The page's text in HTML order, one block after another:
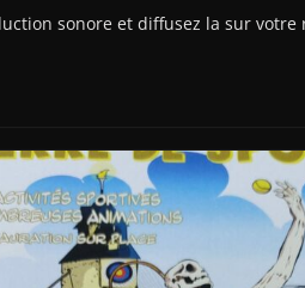
sonore et diffusez la sur votre